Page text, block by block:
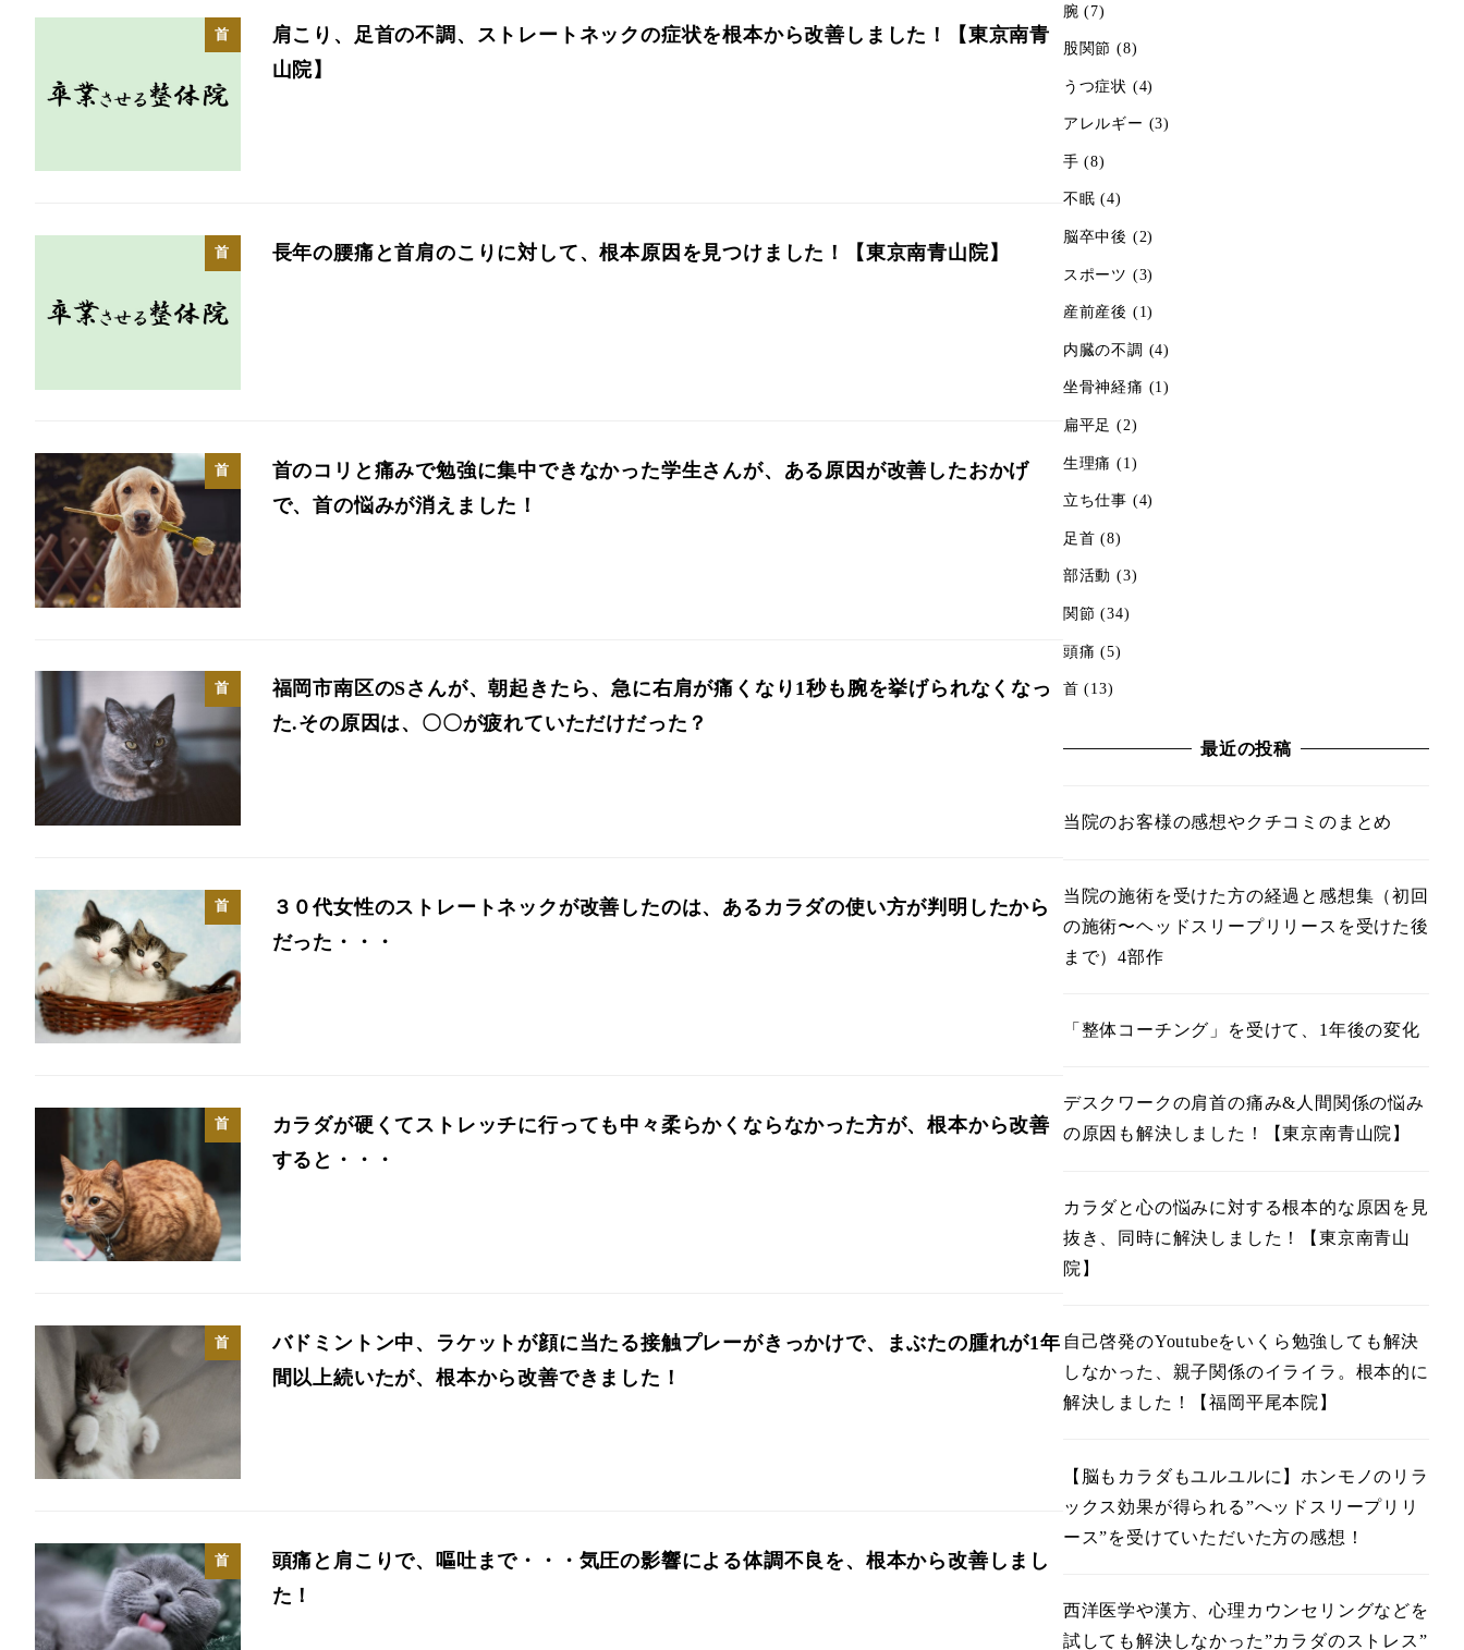
首
肩こり、足首の不調、ストレートネックの症状を根本から改善しました！【東京南青
山院】
首 長年の腰痛と首肩のこりに対して、根本原因を見つけました！【東京南青山院】
首
首のコリと痛みで勉強に集中できなかった学生さんが、ある原因が改善したおかげ
で、首の悩みが消えました！
首
福岡市南区のSさんが、朝起きたら、急に右肩が痛くなり1秒も腕を挙げられなくなっ
た.その原因は、〇〇が疲れていただけだった？
首
３０代女性のストレートネックが改善したのは、あるカラダの使い方が判明したから
だった・・・
首
カラダが硬くてストレッチに行っても中々柔らかくならなかった方が、根本から改善
すると・・・
首
バドミントン中、ラケットが顔に当たる接触プレーがきっかけで、まぶたの腫れが1年
間以上続いたが、根本から改善できました！
首
頭痛と肩こりで、嘔吐まで・・・気圧の影響による体調不良を、根本から改善しまし
た！
腕 (7)
股関節 (8)
うつ症状 (4)
アレルギー (3)
手 (8)
不眠 (4)
脳卒中後 (2)
スポーツ (3)
産前産後 (1)
内臓の不調 (4)
坐骨神経痛 (1)
扁平足 (2)
生理痛 (1)
立ち仕事 (4)
足首 (8)
部活動 (3)
関節 (34)
頭痛 (5)
首 (13)
最近の投稿
当院のお客様の感想やクチコミのまとめ
当院の施術を受けた方の経過と感想集（初回
の施術〜ヘッドスリープリリースを受けた後
まで）4部作
「整体コーチング」を受けて、1年後の変化
デスクワークの肩首の痛み&人間関係の悩み
の原因も解決しました！【東京南青山院】
カラダと心の悩みに対する根本的な原因を見
抜き、同時に解決しました！【東京南青山
院】
自己啓発のYoutubeをいくら勉強しても解決
しなかった、親子関係のイライラ。根本的に
解決しました！【福岡平尾本院】
【脳もカラダもユルユルに】ホンモノのリラ
ックス効果が得られる”へッドスリープリリ
ース”を受けていただいた方の感想！
西洋医学や漢方、心理カウンセリングなどを
試しても解決しなかった”カラダのストレス”